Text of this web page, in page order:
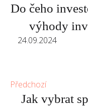
Do čeho
výhody
24.09.2024
Předchozí
Jak vybrat